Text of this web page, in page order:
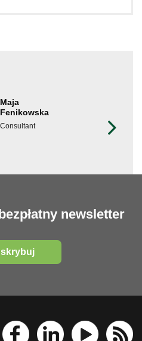
Maja
Fenikowska
Consultant
newsletter